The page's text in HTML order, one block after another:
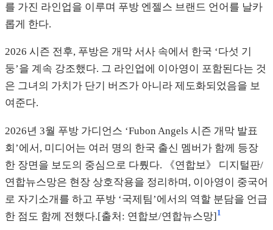
를 가진 라인업을 이루며 푸방 엔젤스 브랜드 언어를 날카
롭게 한다.
2026 시즌 전후, 푸방은 개막 서사 속에서 한국 ‘다섯 기
둥’을 계속 강조했다. 그 라인업에 이아영이 포함된다는 것
은 그녀의 가치가 단기 버즈가 아니라 제도화되었음을 보
여준다.
2026년 3월 푸방 가디언스 ‘Fubon Angels 시즌 개막 발표
회’에서, 미디어는 여러 명의 한국 출신 멤버가 함께 등장
한 장면을 보도의 중심으로 다뤘다. 《연합보》 디지털판/
연합뉴스망은 현장 상호작용을 정리하며, 이아영이 중국어
로 자기소개를 하고 푸방 ‘국제팀’에서의 역할 분담을 언급
한 점도 함께 전했다.[출처: 연합보/연합뉴스망]1